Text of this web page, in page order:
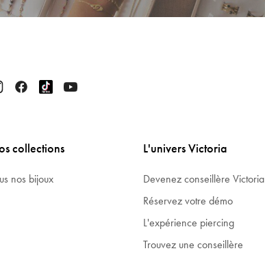
collections
nos bijoux
L'univers Victoria
Devenez conseillère Victoria
Réservez votre démo
L'expérience piercing
Trouvez une conseillère